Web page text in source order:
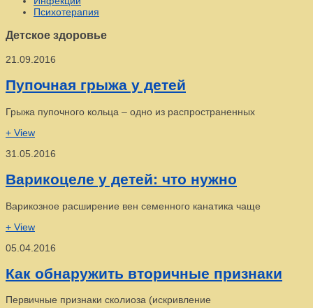
Психотерапия
Детское здоровье
21.09.2016
Пупочная грыжа у детей
Грыжа пупочного кольца – одно из распространенных
+ View
31.05.2016
Варикоцеле у детей: что нужно
Варикозное расширение вен семенного канатика чаще
+ View
05.04.2016
Как обнаружить вторичные признаки
Первичные признаки сколиоза (искривление